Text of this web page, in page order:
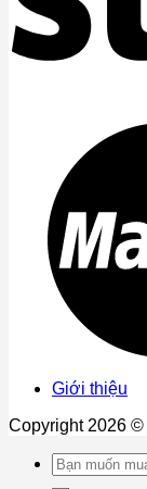
Giới thiệu
Copyright 2026 ©
Tìm
kiếm: